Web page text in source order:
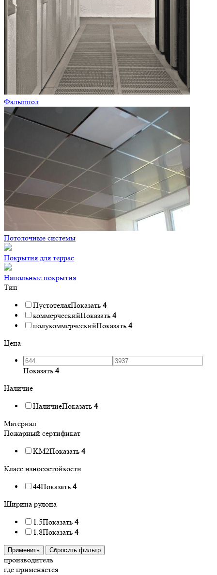
Фальшпол
Потолочные системы
Покрытия для террас
Напольные покрытия
Тип
ПустотелаяПоказать 4
коммерческийПоказать 4
полукоммерческийПоказать 4
Цена
Показать 4
Наличие
НаличиеПоказать 4
Материал
Пожарный сертификат
KM2Показать 4
Класс износостойкости
44Показать 4
Ширина рулона
1.5Показать 4
1.8Показать 4
Применить Сбросить фильтр
производитель
где применяется